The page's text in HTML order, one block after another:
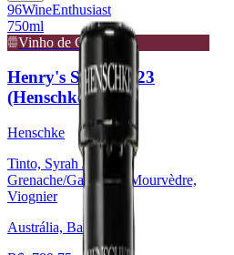
96WineEnthusiast
750ml
Vinho de Guarda
Henry's Seven 2023
(Henschke)
Henschke
Tinto, Syrah / Shiraz,
Grenache/Garnacha, Mourvèdre,
Viognier
Austrália, Barossa